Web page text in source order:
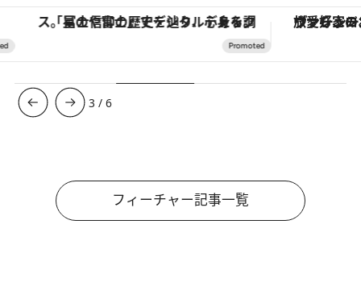
「星のや富士」でデジタルデトックス。冨士信仰の歴史を辿り、心身を調える。 ヴァシュロン・コンスタンタ
3 /6
フィーチャー記事一覧